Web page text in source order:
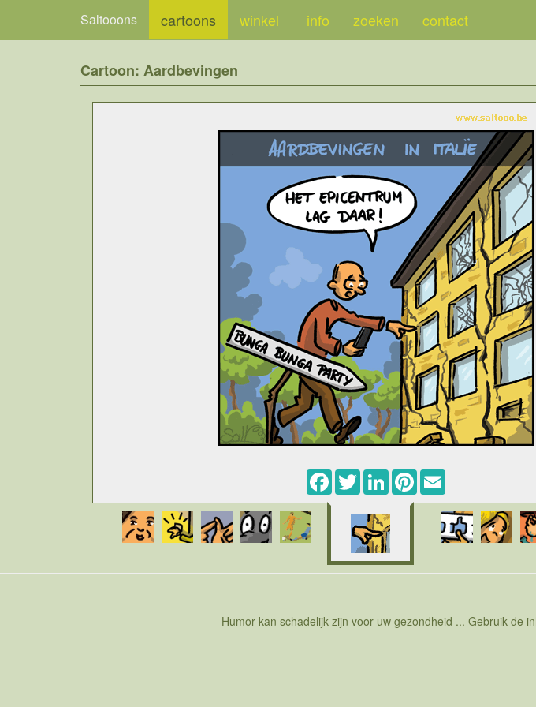
Saltooons cartoons winkel info zoeken contact
Cartoon: Aardbevingen
Cartoon over de aardbevingen die Italie teisteren. Reeds tijdens de regeerperiode
ontslagen premier Silvio Berlusconi deed die ongelukkige uitspraken aan het adres
slachtoffers. De dakloze mensen konden het beschouwen als een tijdje vakantie op
niet de eerste en zeker ook niet de laatste controversiele of provocerende uitspraak
het bleef niet alleen bij uitspraken, de premier stond ook bekend als notoir
het vrouwelijk schoon beledigde hij enerzijds sommige vrouwen, zoals onder
merckel. Anderzijds was hij ook vaak vol lof over de jonge schoonheden die hij dan
meisjes. Officieel beweert men dat er geen sex aan te pas kwam maar dat is
Facebook
TwitterLinkedInPinterest
Humor kan schadelijk zijn voor uw gezondheid ... Gebruik de